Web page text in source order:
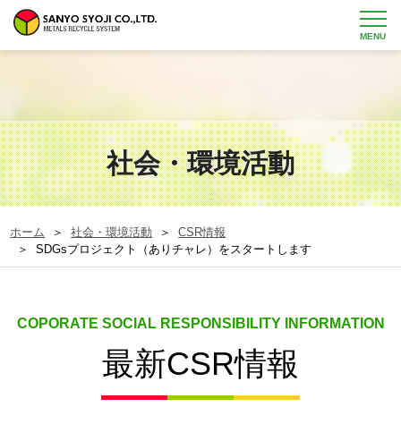
MENU
社会・環境活動
ホーム ＞社会・環境活動 ＞CSR情報
＞ SDGsプロジェクト（ありチャレ）をスタートします
COPORATE SOCIAL RESPONSIBILITY INFORMATION
最新CSR情報